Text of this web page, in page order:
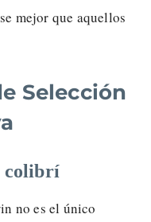
mejor que aquellos
Selección
colibrí
no es el único